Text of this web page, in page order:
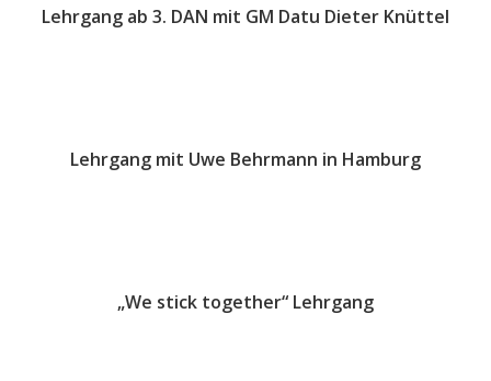
Lehrgang ab 3. DAN mit GM Datu Dieter Knüttel
Lehrgang mit Uwe Behrmann in Hamburg
„We stick together“ Lehrgang